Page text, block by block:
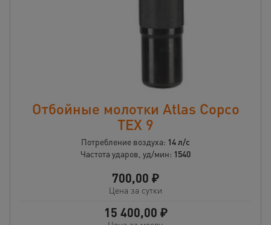
Отбойные молотки Atlas Copco
TEX 9
Потребление воздуха: 14 л/с
Частота ударов, уд/мин: 1540
700,00 ₽
Цена за сутки
15 400,00 ₽